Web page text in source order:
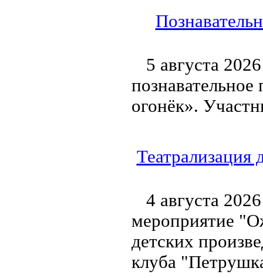
5 августа
огонёк».
4 августа
мероприятие
детских
клуба